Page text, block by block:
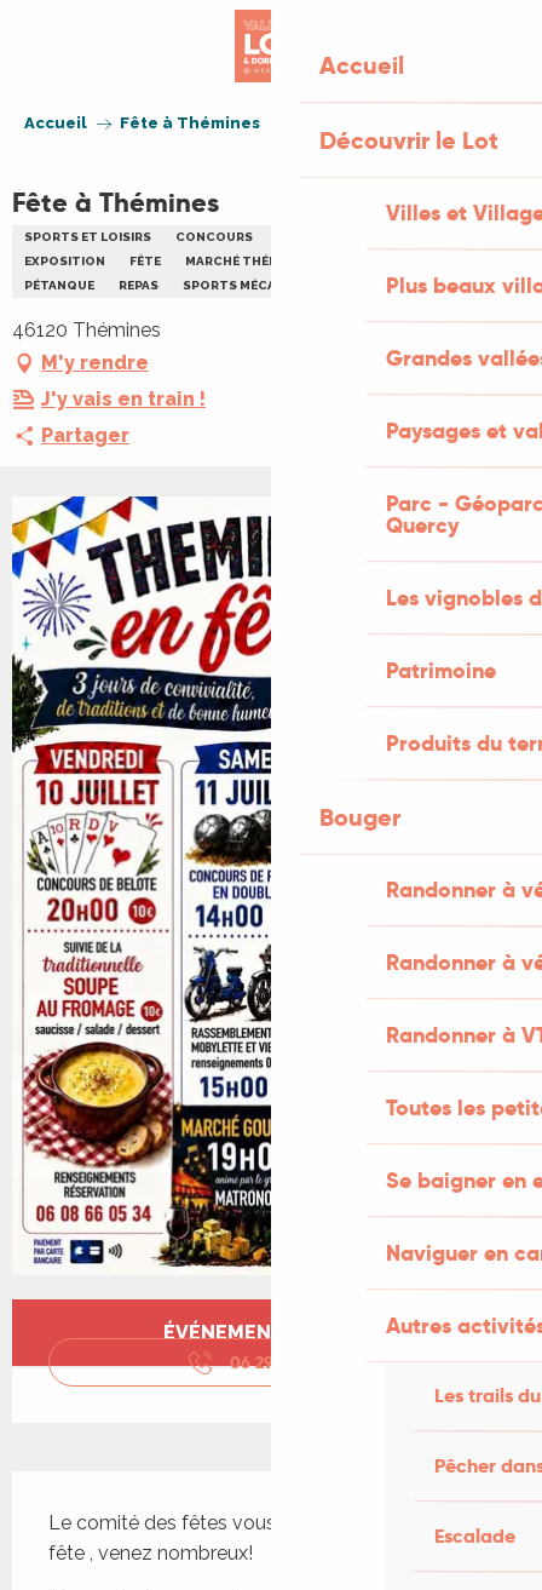
Accueil
Découvrir le Lot
Villes et
Plus beaux
Grandes
Paysages et
Parc -
Quercy
Les vignobles
Patrimoine
Produits du
Bouger
Randonner à
Randonner à
Randonner à
Toutes les
Se baigner en
Naviguer en
Autres
Les trails
Pêcher
Escalade
Accueil Fête à Thémines
Fête à Thémines
SPORTS ET LOISIRS CONCOURS
EXPOSITION
FÊTE MARCHÉ THÉMATIQUE
PÉTANQUE
REPAS SPORTS MÉCANIQUES
46120 Thémines
M'y rendre
J'y vais en train !
Partager
+1 PHOTO
Ouverture et coordonnées
ÉVÉNEMENT TERMINÉ
06 29 48 88
Le comité des fêtes vous convie à trois jours de
fête , venez nombreux!